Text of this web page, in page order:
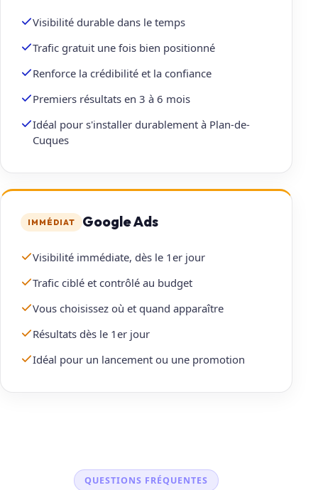
Visibilité durable dans le temps
Trafic gratuit une fois bien positionné
Renforce la crédibilité et la confiance
Premiers résultats en 3 à 6 mois
Idéal pour s'installer durablement à Plan-de-
Cuques
IMMÉDIAT Google Ads
Visibilité immédiate, dès le 1er jour
Trafic ciblé et contrôlé au budget
Vous choisissez où et quand apparaître
Résultats dès le 1er jour
Idéal pour un lancement ou une promotion
QUESTIONS FRÉQUENTES